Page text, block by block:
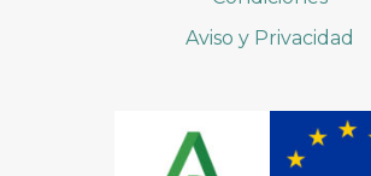
Aviso y Privacidad